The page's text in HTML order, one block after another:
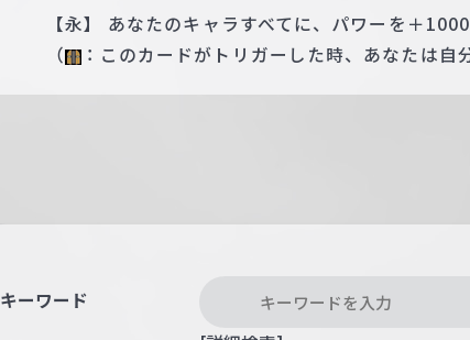
【永】 あなたのキャラすべてに、パワーを＋
（
：このカードがトリガーした時、あなたは自
キーワード